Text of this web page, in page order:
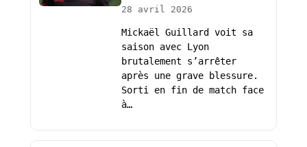
28 avril 2026
Mickaël Guillard voit sa
saison avec Lyon
brutalement s’arrêter
après une grave blessure.
Sorti en fin de match face
à…